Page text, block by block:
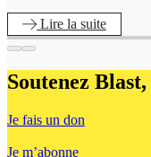
Lire la suite
Soutenez Blast,
Je fais un don
Je m’abonne